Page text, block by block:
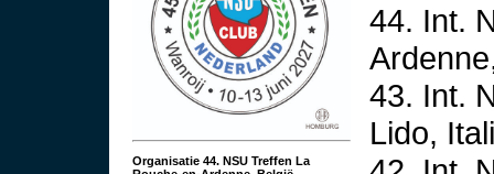
Organisatie 44. NSU Treffen La
44. Int.
43. Int.
Lido,